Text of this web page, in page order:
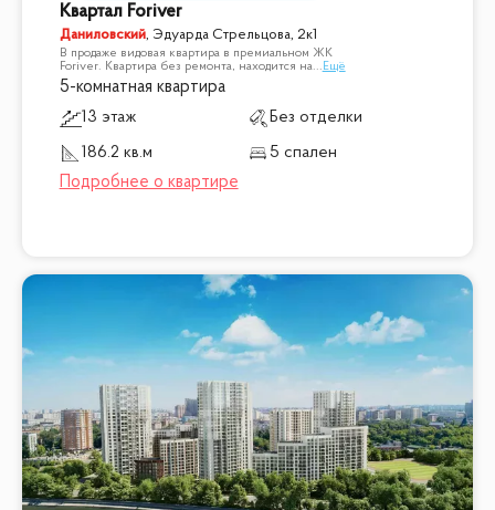
Квартал Foriver
Даниловский, Эдуарда Стрельцова, 2к1
В продаже видовая квартира в премиальном ЖК
Foriver. Квартира без ремонта, находится на... Ещё
5-комнатная квартира
13 этаж
Без отделки
186.2 кв.м
5 спален